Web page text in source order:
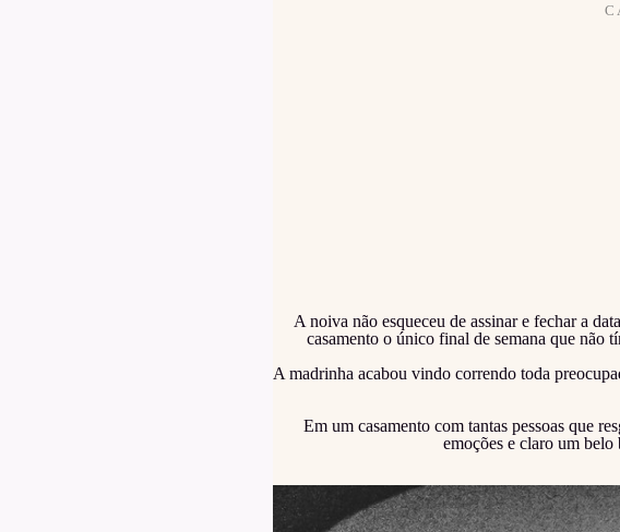
A noiva não esqueceu de assinar e fechar a
casamento o único final de semana que não
A madrinha acabou vindo correndo toda
Em um casamento com tantas pessoas que
emoções e claro um